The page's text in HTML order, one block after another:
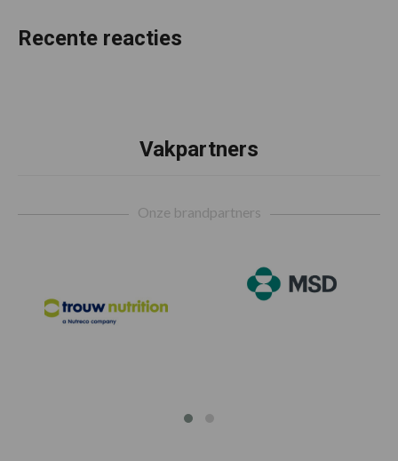
Recente reacties
Vakpartners
Onze brandpartners